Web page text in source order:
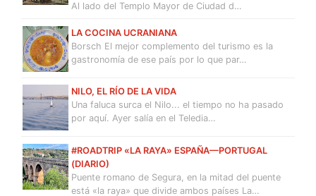
Al lado del Templo Mayor de Ciudad d…
LA COCINA UCRANIANA
Borsch El mejor complemento del turismo es la
gastronomía de ese país por lo que par…
NILO, EL RÍO DE LA VIDA
Una faluca surca el Nilo... el tiempo no ha pasado
por aquí. Ayer salía en el Teledia…
#ROADTRIP «LA RAYA» ESPAÑA—PORTUGAL
(DIARIO)
Puente romano de Segura, en la mitad del puente
está «la raya» que divide ambos países La…